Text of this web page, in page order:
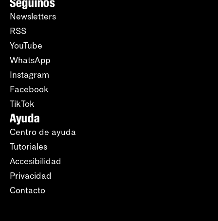
Newsletters
RSS
YouTube
WhatsApp
Instagram
Facebook
TikTok
Ayuda
Centro de ayuda
Tutoriales
Accesibilidad
Privacidad
Contacto